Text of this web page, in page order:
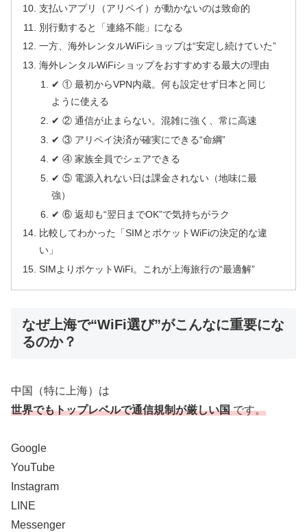
支払いアプリ（アリペイ）が動かないのは致命的
別行動すると「連絡不能」になる
一方、海外レンタルWiFiショップは“安定し続けていた”
海外レンタルWiFiショップをおすすめする最大の理由
✔ ① 最初からVPN内蔵。何も設定せず日本と同じ
ように使える
✔ ② 通信が止まらない。混雑に強く、常に高速
✔ ③ アリペイ決済が確実にできる“命綱”
✔ ④ 家族全員でシェアできる
✔ ⑤ 電源入れない日は課金されない（地味に最
強）
✔ ⑥ 返却も“翌日までOK”で気持ちがラク
比較してわかった「SIMとポケットWiFiの決定的な違
い」
SIMよりポケットWiFi。これが上海旅行の“最適解”
なぜ上海で“WiFi選び”がこんなに重要にな
るのか？
中国（特に上海）は
世界でもトップレベルで通信規制が厳しい国です。
Google
YouTube
Instagram
LINE
Messenger